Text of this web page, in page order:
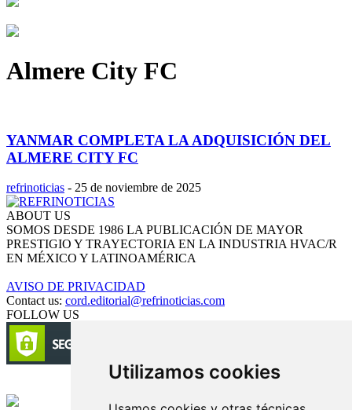
Utilizamos cookies
Almere City FC
YANMAR COMPLETA LA ADQUISICIÓN DEL
ALMERE CITY FC
refrinoticias - 25 de noviembre de 2025
ABOUT US
SOMOS DESDE 1986 LA PUBLICACIÓN DE MAYOR
PRESTIGIO Y TRAYECTORIA EN LA INDUSTRIA HVAC/R
EN MÉXICO Y LATINOAMÉRICA
AVISO DE PRIVACIDAD
Contact us: cord.editorial@refrinoticias.com
FOLLOW US